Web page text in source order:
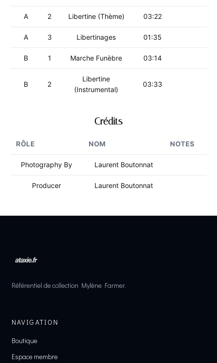
A 2 Libertine (Thème) 03:22
A 3 Libertinages 01:35
B 1 Marche Funèbre 03:14
B 2
Libertine
(Instrumental)
03:33
Crédits
RÔLE NOM NOTES
Photography By Laurent Boutonnat
Producer Laurent Boutonnat
Référentiel de collection Mylène Farmer.
NAVIGATION
Boutique
Espace membre